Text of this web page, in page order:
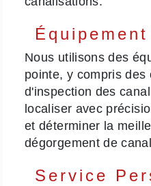
Nous utilisons des
pointe, y compris des
d'inspection des
localiser avec
et déterminer la
dégorgement de
Service